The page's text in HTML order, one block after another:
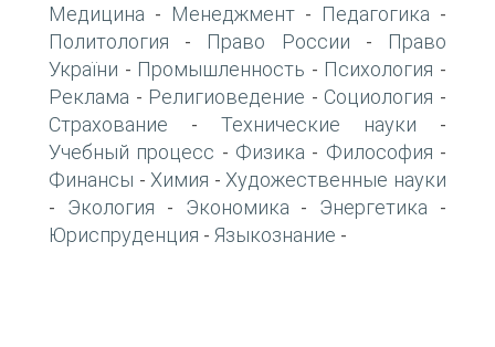
Медицина - Менеджмент - Педагогика -
Политология - Право России -
Право
України - Промышленность - Психология -
Реклама - Религиоведение - Социология -
Страхование - Технические науки -
Учебный процесс - Физика - Философия -
Финансы -Химия -Художественные науки
- Экология - Экономика - Энергетика -
Юриспруденция - Языкознание -